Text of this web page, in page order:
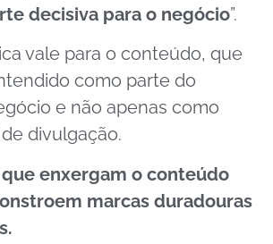
decisiva para o negócio”.
vale para o conteúdo, que
como parte do
e não apenas como
divulgação.
enxergam o conteúdo
marcas duradouras